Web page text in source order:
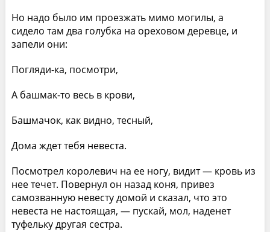
Но надо было им проезжать мимо могилы, а
сидело там два голубка на ореховом деревце, и
запели они:
Погляди-ка, посмотри,
А башмак-то весь в крови,
Башмачок, как видно, тесный,
Дома ждет тебя невеста.
Посмотрел королевич на ее ногу, видит — кровь из
нее течет. Повернул он назад коня, привез
самозванную невесту домой и сказал, что это
невеста не настоящая, — пускай, мол, наденет
туфельку другая сестра.